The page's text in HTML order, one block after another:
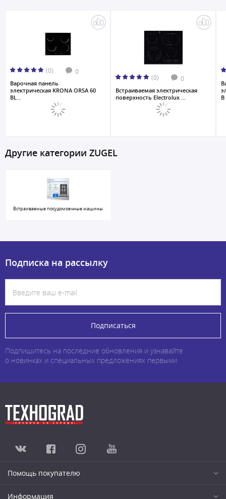
(0) 0
Варочная панель
электрическая KRONA ORSA 60
BL...
(0) 0
Встраиваемая электрическая
поверхность Electrolux ...
Другие категории ZUGEL
Встраиваемые посудомоечные машины
Подписка на рассылку
Подписаться
Подпишитесь на последние обновления и узнавайте
о новинках и специальных предложениях первыми
Помощь покупателю
Информация